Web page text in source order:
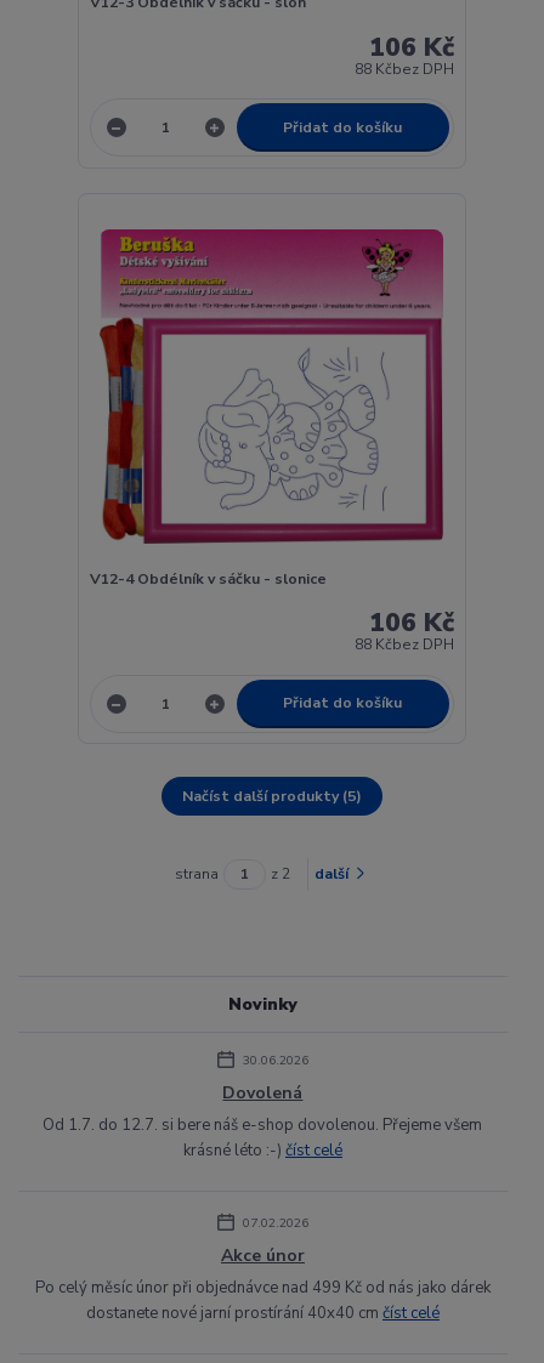
106 Kč
88 Kčbez DPH
Přidat do košíku
V12-4 Obdélník v sáčku - slonice
106 Kč
88 Kčbez DPH
Přidat do košíku
Načíst další produkty (5)
strana z 2 další
Novinky
30.06.2026
Dovolená
Od 1.7. do 12.7. si bere náš e-shop dovolenou. Přejeme všem
krásné léto :-) číst celé
07.02.2026
Akce únor
Po celý měsíc únor při objednávce nad 499 Kč od nás jako dárek
dostanete nové jarní prostírání 40x40 cm číst celé